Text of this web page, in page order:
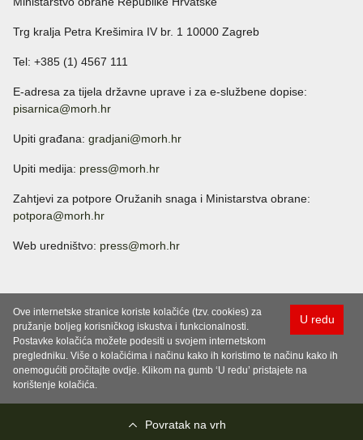
Trg kralja Petra Krešimira IV br. 1 10000 Zagreb
Tel: +385 (1) 4567 111
E-adresa za tijela državne uprave i za e-službene dopise:
pisarnica@morh.hr
Upiti građana: gradjani@morh.hr
Upiti medija: press@morh.hr
Zahtjevi za potpore Oružanih snaga i Ministarstva obrane:
potpora@morh.hr
Web uredništvo: press@morh.hr
U redu
Ove internetske stranice koriste kolačiće (tzv. cookies) za
pružanje boljeg korisničkog iskustva i funkcionalnosti.
Postavke kolačića možete podesiti u svojem internetskom
pregledniku. Više o kolačićima i načinu kako ih koristimo te načinu kako ih
onemogućiti pročitajte ovdje. Klikom na gumb ‘U redu’ pristajete na
korištenje kolačića.
Povratak na vrh